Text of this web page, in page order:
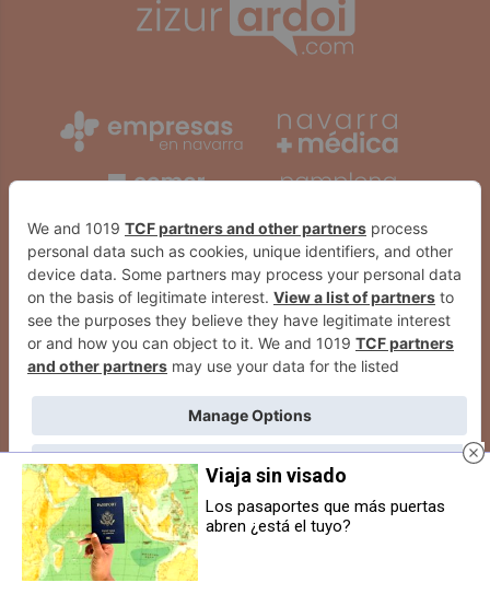
[EN DIRECTO] Procesión del
Santo Entierro de Pamplona 2026
[VIDEO] El emotivo vídeo con el
Viaja sin visado
Los pasaportes que más puertas
abren ¿está el tuyo?